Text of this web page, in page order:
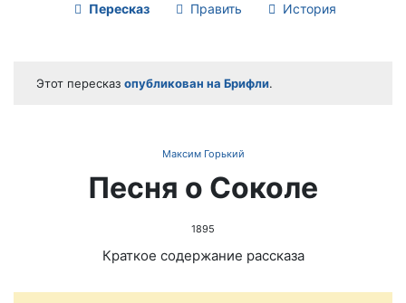
Пересказ Править История
Этот пересказ опубликован на Брифли.
Максим Горький
Песня о Соколе
1895
Краткое содержание рассказа